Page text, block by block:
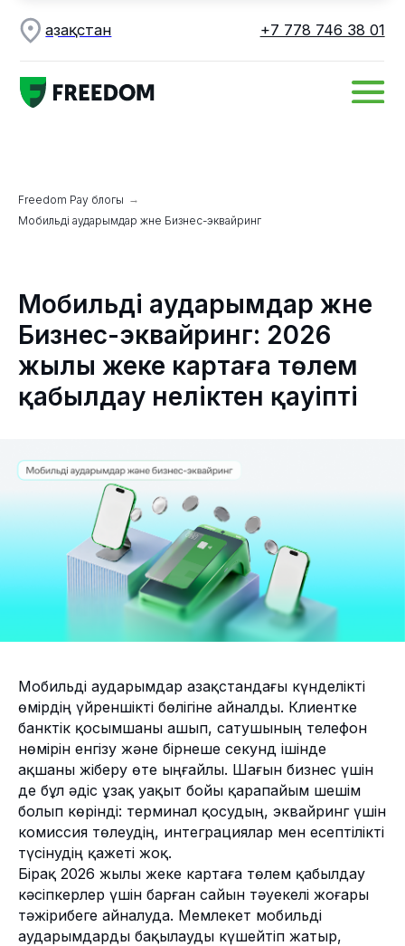
Қ азақстан
Freedom Pay блогы →
Мобильді аударымдар және Бизнес-эквайринг
Мобильді аударымдар және
Бизнес-эквайринг: 2026
жылы жеке картаға төлем
қабылдау неліктен қауіпті
Мобильді аударымдар Қазақстандағы күнделікті
өмірдің үйреншікті бөлігіне айналды. Клиентке
банктік қосымшаны ашып, сатушының телефон
нөмірін енгізу және бірнеше секунд ішінде
ақшаны жіберу өте ыңғайлы. Шағын бизнес үшін
де бұл әдіс ұзақ уақыт бойы қарапайым шешім
болып көрінді: терминал қосудың, эквайринг үшін
комиссия төлеудің, интеграциялар мен есептілікті
түсінудің қажеті жоқ.
Бірақ 2026 жылы жеке картаға төлем қабылдау
кәсіпкерлер үшін барған сайын тәуекелі жоғары
тәжірибеге айналуда. Мемлекет мобильді
аударымдарды бақылауды күшейтіп жатыр,